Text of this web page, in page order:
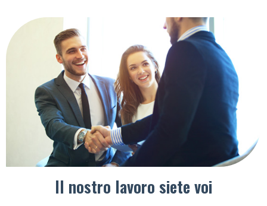
Il nostro lavoro siete voi